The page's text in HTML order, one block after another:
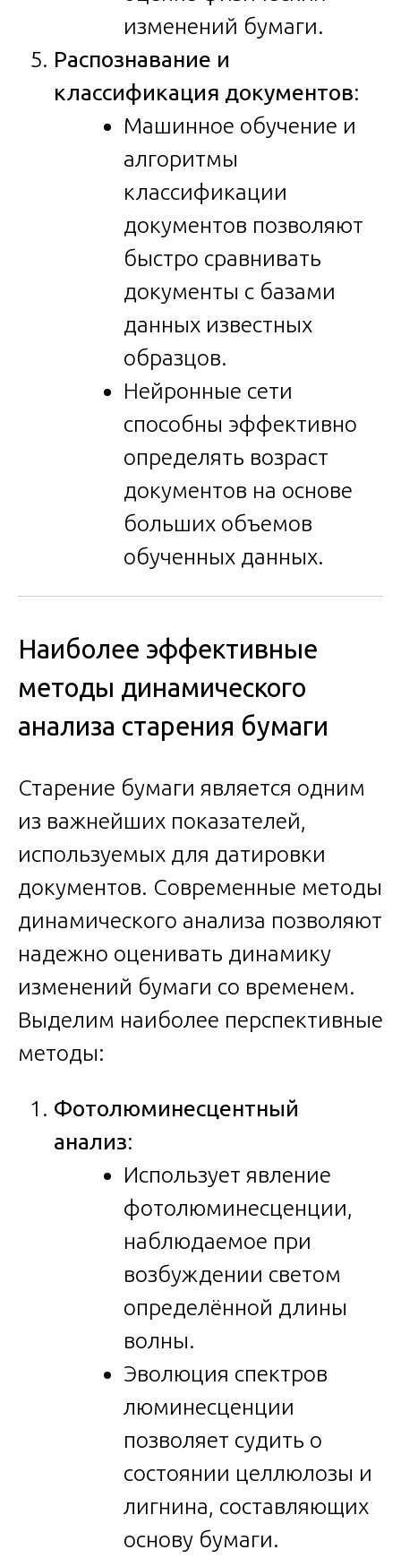
изменений бумаги.
Распознавание и
классификация документов:
Машинное обучение и
алгоритмы
классификации
документов позволяют
быстро сравнивать
документы с базами
данных известных
образцов.
Нейронные сети
способны эффективно
определять возраст
документов на основе
больших объемов
обученных данных.
Наиболее эффективные
методы динамического
анализа старения бумаги
Старение бумаги является одним
из важнейших показателей,
используемых для датировки
документов. Современные методы
динамического анализа позволяют
надежно оценивать динамику
изменений бумаги со временем.
Выделим наиболее перспективные
методы:
Фотолюминесцентный
анализ:
Использует явление
фотолюминесценции,
наблюдаемое при
возбуждении светом
определённой длины
волны.
Эволюция спектров
люминесценции
позволяет судить о
состоянии целлюлозы и
лигнина, составляющих
основу бумаги.